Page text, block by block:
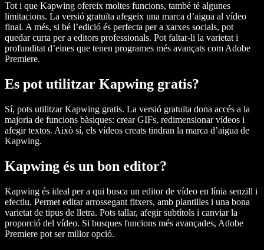
Tot i que Kapwing ofereix moltes funcions, també té algunes
limitacions. La versió gratuïta afegeix una marca d’aigua al vídeo
final. A més, si bé l’edició és perfecta per a xarxes socials, pot
quedar curta per a editors professionals. Pot faltar-li la varietat i
profunditat d’eines que tenen programes més avançats com Adobe
Premiere.
Es pot utilitzar Kapwing gratis?
Sí, pots utilitzar Kapwing gratis. La versió gratuïta dona accés a la
majoria de funcions bàsiques: crear GIFs, redimensionar vídeos i
afegir textos. Això sí, els vídeos creats tindran la marca d’aigua de
Kapwing.
Kapwing és un bon editor?
Kapwing és ideal per a qui busca un editor de vídeo en línia senzill i
efectiu. Permet editar arrossegant fitxers, amb plantilles i una bona
varietat de tipus de lletra. Pots tallar, afegir subtítols i canviar la
proporció del vídeo. Si busques funcions més avançades, Adobe
Premiere pot ser millor opció.